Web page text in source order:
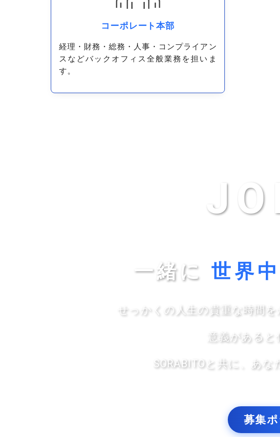
コーポレート本部
経理・財務・総務・人事・コンプライアン
スなどバックオフィス全般業務を担いま
す。
一緒に世界
せっかくの人生の貴重な時間
意義がある
SORABITOと共に、あ
募集